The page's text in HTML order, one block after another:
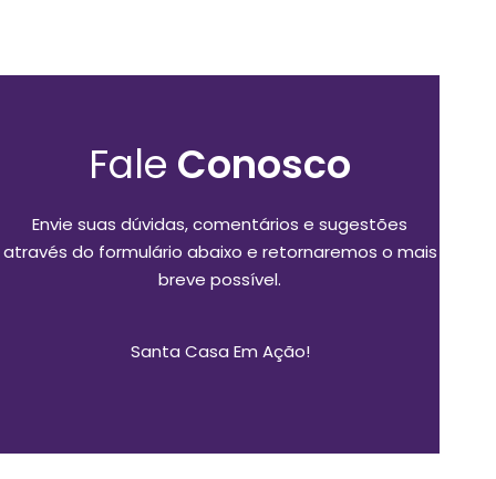
Fale Conosco
Envie suas dúvidas, comentários e sugestões
através do formulário abaixo e retornaremos o mais
breve possível.
Santa Casa Em Ação!